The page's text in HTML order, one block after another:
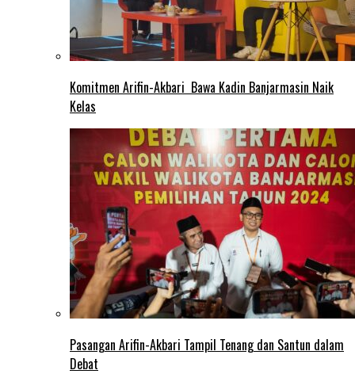
Komitmen Arifin-Akbari Bawa Kadin Banjarmasin Naik
Kelas
Pasangan Arifin-Akbari Tampil Tenang dan Santun dalam
Debat